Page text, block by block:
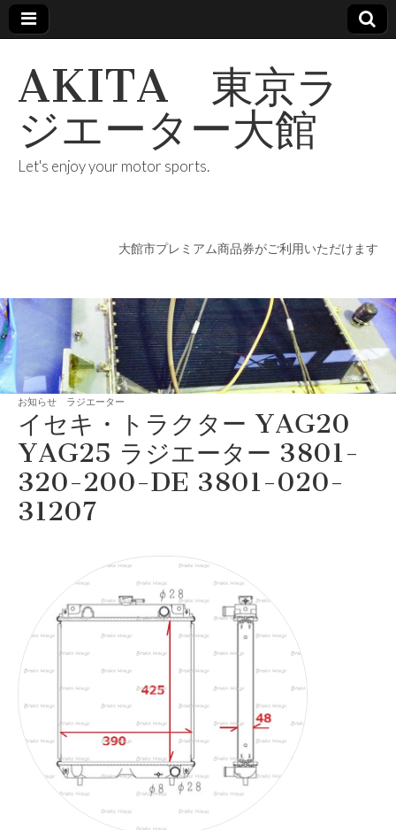
AKITA 東京ラ
ジエーター大館
Let's enjoy your motor sports.
大館市プレミアム商品券がご利用いただけます
お知らせ ラジエーター
イセキ・トラクター YAG20
YAG25 ラジエーター 3801-
320-200-DE 3801-020-
31207